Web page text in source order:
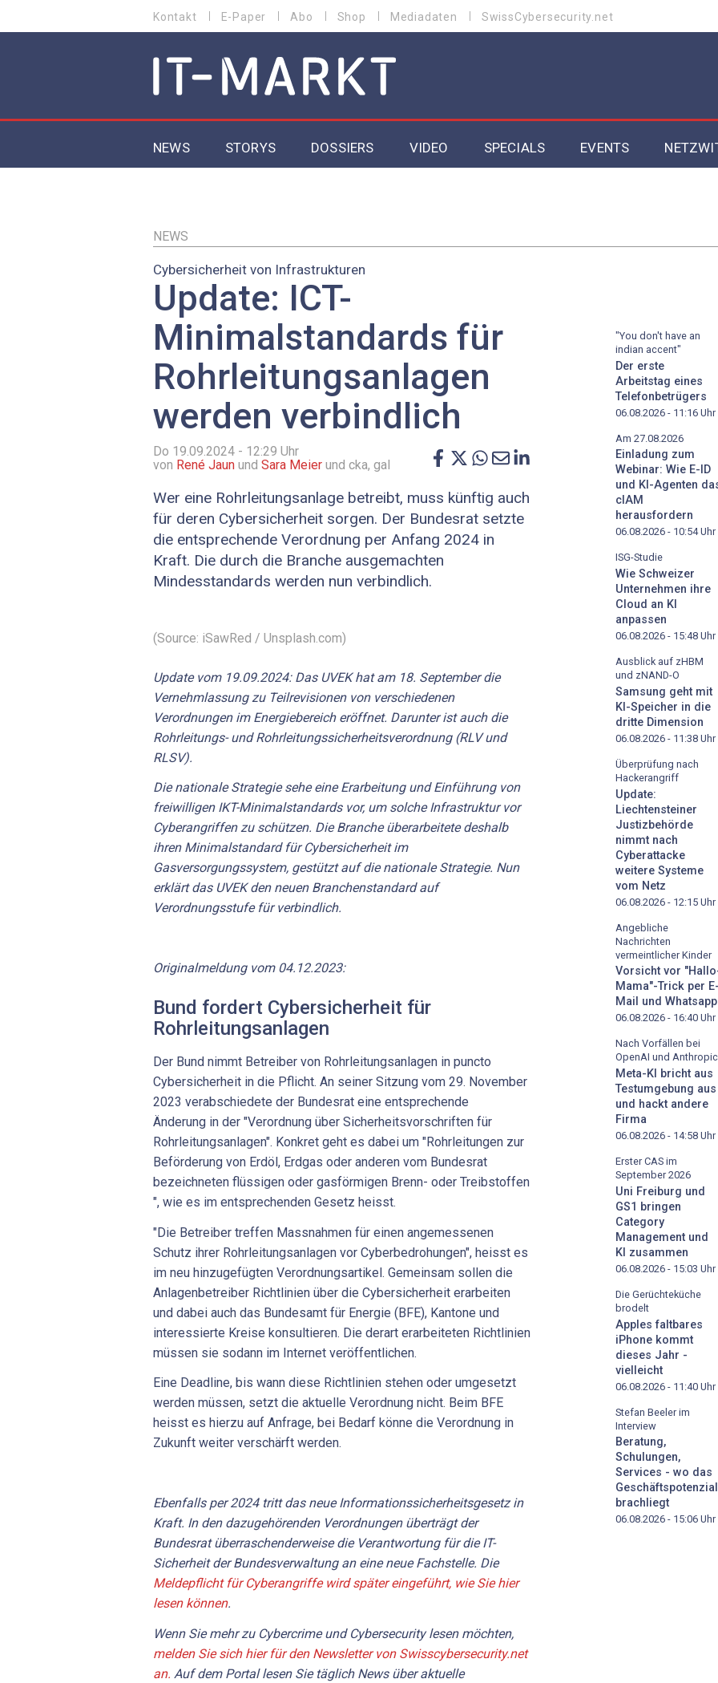
zum
MENU
Kontakt E-Paper Abo Shop Mediadaten SwissCybersecurity.net
MAIN NAVIGATION
NEWS STORYS DOSSIERS
Security
EU-DSGVO
VIDEO SPECIALS EVENTS
NEWS
Cybersicherheit von Infrastrukturen
Update: ICT-
Minimalstandards für
Rohrleitungsanlagen
werden verbindlich
Do 19.09.2024 - 12:29 Uhr
von René Jaun und Sara Meier und cka, gal
Wer eine Rohrleitungsanlage betreibt, muss künftig auch
für deren Cybersicherheit sorgen. Der Bundesrat setzte
die entsprechende Verordnung per Anfang 2024 in
Kraft. Die durch die Branche ausgemachten
Mindesstandards werden nun verbindlich.
(Source: iSawRed / Unsplash.com)
Update vom 19.09.2024: Das UVEK hat am 18. September die
Vernehmlassung zu Teilrevisionen von verschiedenen
Verordnungen im Energiebereich eröffnet. Darunter ist auch die
Rohrleitungs- und Rohrleitungssicherheitsverordnung (RLV und
RLSV).
Die nationale Strategie sehe eine Erarbeitung und Einführung von
freiwilligen IKT-Minimalstandards vor, um solche Infrastruktur vor
Cyberangriffen zu schützen. Die Branche überarbeitete deshalb
ihren Minimalstandard für Cybersicherheit im
Gasversorgungssystem, gestützt auf die nationale Strategie. Nun
erklärt das UVEK den neuen Branchenstandard auf
Verordnungsstufe für verbindlich.
Originalmeldung vom 04.12.2023:
Bund fordert Cybersicherheit für
Rohrleitungsanlagen
Der Bund nimmt Betreiber von Rohrleitungsanlagen in puncto
Cybersicherheit in die Pflicht. An seiner Sitzung vom 29. November
2023 verabschiedete der Bundesrat eine entsprechende
Änderung in der "Verordnung über Sicherheitsvorschriften für
Rohrleitungsanlagen". Konkret geht es dabei um "Rohrleitungen zur
Beförderung von Erdöl, Erdgas oder anderen vom Bundesrat
bezeichneten flüssigen oder gasförmigen Brenn- oder Treibstoffen
", wie es im entsprechenden Gesetz heisst.
"Die Betreiber treffen Massnahmen für einen angemessenen
Schutz ihrer Rohrleitungsanlagen vor Cyberbedrohungen", heisst es
im neu hinzugefügten Verordnungsartikel. Gemeinsam sollen die
Anlagenbetreiber Richtlinien über die Cybersicherheit erarbeiten
und dabei auch das Bundesamt für Energie (BFE), Kantone und
interessierte Kreise konsultieren. Die derart erarbeiteten Richtlinien
müssen sie sodann im Internet veröffentlichen.
Eine Deadline, bis wann diese Richtlinien stehen oder umgesetzt
werden müssen, setzt die aktuelle Verordnung nicht. Beim BFE
heisst es hierzu auf Anfrage, bei Bedarf könne die Verordnung in
Zukunft weiter verschärft werden.
Ebenfalls per 2024 tritt das neue Informationssicherheitsgesetz in
Kraft. In den dazugehörenden Verordnungen überträgt der
Bundesrat überraschenderweise die Verantwortung für die IT-
Sicherheit der Bundesverwaltung an eine neue Fachstelle. Die
Meldepflicht für Cyberangriffe wird später eingeführt, wie Sie hier
lesen können.
Wenn Sie mehr zu Cybercrime und Cybersecurity lesen möchten,
melden Sie sich hier für den Newsletter von Swisscybersecurity.net
an. Auf dem Portal lesen Sie täglich News über aktuelle
"You don't have an
indian accent"
Der erste
Arbeitstag eines
Telefonbetrügers
06.08.2026 - 11:16 Uhr
Am 27.08.2026
Einladung zum
Webinar: Wie E-ID
und KI-Agenten
cIAM
herausfordern
06.08.2026 - 10:54Uhr
ISG-Studie
Wie Schweizer
Unternehmen ihre
Cloud an KI
anpassen
06.08.2026 - 15:48 Uhr
Ausblick auf zHBM
und zNAND-O
Samsung geht mit
KI-Speicher in die
dritte Dimension
06.08.2026 - 11:38 Uhr
Überprüfung nach
Hackerangriff
Update:
Liechtensteiner
Justizbehörde
nimmt nach
Cyberattacke
weitere Systeme
vom Netz
06.08.2026 - 12:15 Uhr
Angebliche
Nachrichten
vermeintlicher Kinder
Vorsicht vor
Mama"-Trick per E-
Mail und Whatsapp
06.08.2026 - 16:40 Uhr
Nach Vorfällen bei
OpenAI und Anthropic
Meta-KI bricht aus
Testumgebung aus
und hackt andere
Firma
06.08.2026 - 14:58 Uhr
Erster CAS im
September 2026
Uni Freiburg und
GS1 bringen
Category
Management und
KI zusammen
06.08.2026 - 15:03 Uhr
Die Gerüchteküche
brodelt
Apples faltbares
iPhone kommt
dieses Jahr -
vielleicht
06.08.2026 - 11:40 Uhr
Stefan Beeler im
Interview
Beratung,
Schulungen,
Services - wo das
Geschäftspotenzial
brachliegt
06.08.2026 - 15:06 Uhr